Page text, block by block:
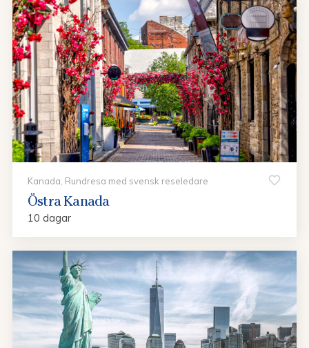
Kanada, Rundresa med svensk reseledare
Östra Kanada
10 dagar